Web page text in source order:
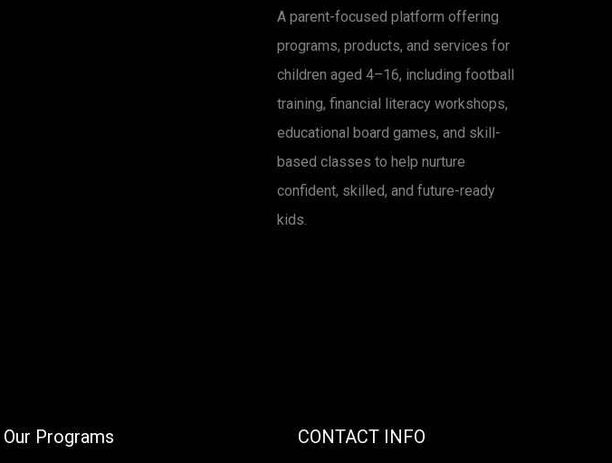
A parent-focused platform offering
programs, products, and services for
children aged 4–16, including football
training, financial literacy workshops,
educational board games, and skill-
based classes to help nurture
confident, skilled, and future-ready
kids.
Our Programs CONTACT INFO